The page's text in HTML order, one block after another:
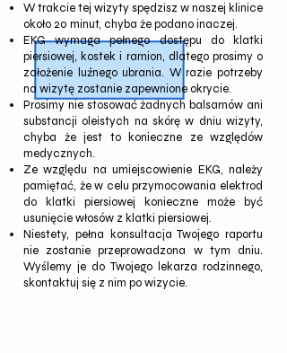
W trakcie tej wizyty spędzisz w naszej klinice
około 20 minut, chyba że podano inaczej.
EKG wymaga pełnego dostępu do klatki
piersiowej, kostek i ramion, dlatego prosimy o
założenie luźnego ubrania. W razie potrzeby
na wizytę zostanie zapewnione okrycie.
Prosimy nie stosować żadnych balsamów ani
substancji oleistych na skórę w dniu wizyty,
chyba że jest to konieczne ze względów
medycznych.
Ze względu na umiejscowienie EKG, należy
pamiętać, że w celu przymocowania elektrod
do klatki piersiowej konieczne może być
usunięcie włosów z klatki piersiowej.
Niestety, pełna konsultacja Twojego raportu
nie zostanie przeprowadzona w tym dniu.
Wyślemy je do Twojego lekarza rodzinnego,
skontaktuj się z nim po wizycie.